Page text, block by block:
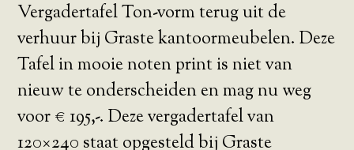
Vergadertafel Ton-vorm terug uit de
verhuur bij Graste kantoormeubelen. Deze
Tafel in mooie noten print is niet van
nieuw te onderscheiden en mag nu weg
voor € 195,-. Deze vergadertafel van
120×240 staat opgesteld bij Graste